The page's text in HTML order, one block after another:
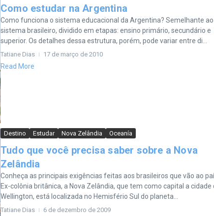
Como estudar na Argentina
Como funciona o sistema educacional da Argentina? Semelhante ao
sistema brasileiro, dividido em etapas: ensino primário, secundário e
superior. Os detalhes dessa estrutura, porém, pode variar entre di...
Tatiane Dias 17 de março de 2010
Read More
Destino Estudar Nova Zelândia Oceanía
Tudo que você precisa saber sobre a Nova
Zelândia
Conheça as principais exigências feitas aos brasileiros que vão ao
Ex-colônia britânica, a Nova Zelândia, que tem como capital a cidade
Wellington, está localizada no Hemisfério Sul do planeta...
Tatiane Dias 6 de dezembro de 2009